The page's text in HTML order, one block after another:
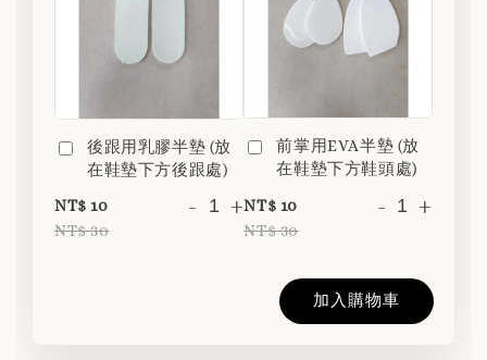
後跟用乳膠半墊 (放
在鞋墊下方後跟處)
NT$ 10
NT$ 30
- +
前掌用EVA半墊 (放
在鞋墊下方鞋頭處)
NT$ 10
NT$ 30
- +
加入購物車